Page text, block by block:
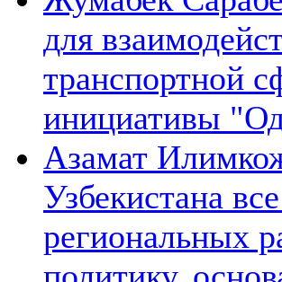
для
транспортной
инициативы
Азамат
Узбекистана
региональных